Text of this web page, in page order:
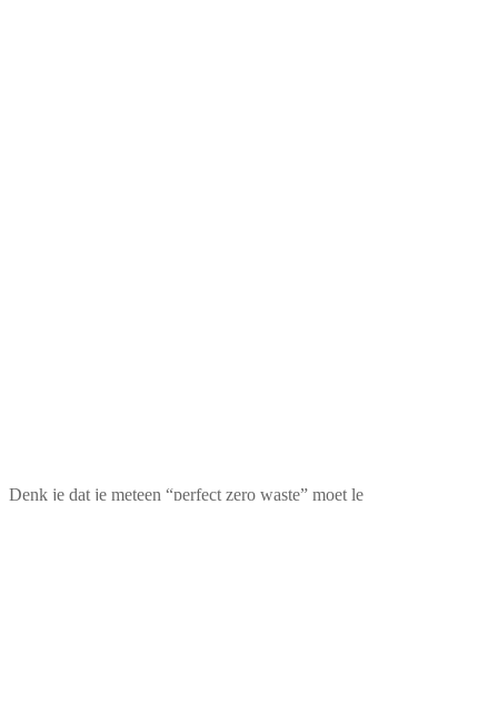
Denk je dat je meteen “perfect zero waste” moet le